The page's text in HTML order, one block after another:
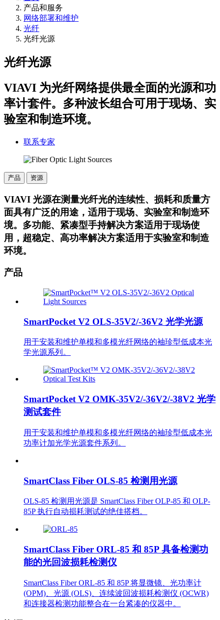
产品和服务
网络部署和维护
光纤
光纤光源
光纤光源
VIAVI 为光纤网络提供最全面的光源和功
率计套件。多种波长组合可用于现场、实
验室和制造环境。
联系专家
产品 资源
VIAVI 光源在测量光纤光的连续性、损耗和质量方
面具有广泛的用途，适用于现场、实验室和制造环
境。多功能、紧凑型手持解决方案适用于现场使
用，超稳定、高功率解决方案适用于实验室和制造
环境。
产品
SmartPocket V2 OLS-35V2/-36V2 光学光源
用于安装和维护单模和多模光纤网络的袖珍型低成本光
学光源系列。
SmartPocket V2 OMK-35V2/-36V2/-38V2 光学
测试套件
用于安装和维护单模和多模光纤网络的袖珍型低成本光
功率计加光学光源套件系列。
SmartClass Fiber OLS-85 检测用光源
OLS-85 检测用光源是 SmartClass Fiber OLP-85 和 OLP-
85P 执行自动损耗测试的绝佳搭档。
SmartClass Fiber ORL-85 和 85P 具备检测功
能的光回波损耗检测仪
SmartClass Fiber ORL-85 和 85P 将显微镜、光功率计
(OPM)、光源 (OLS)、连续波回波损耗检测仪 (OCWR)
和连接器检测功能整合在一台紧凑的仪器中。